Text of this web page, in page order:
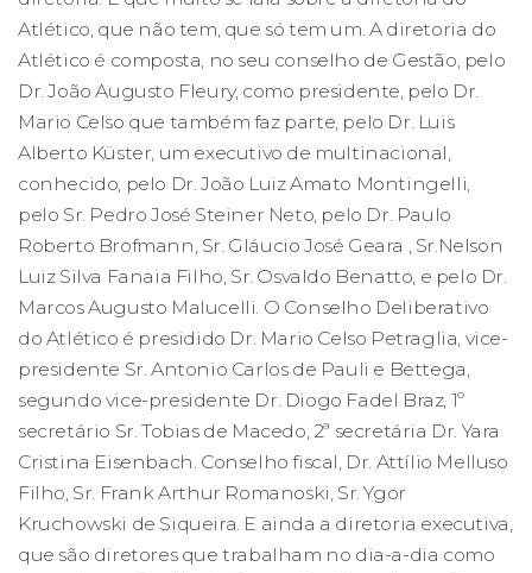
Atlético, que não tem, que só tem um. A diretoria do
Atlético é composta, no seu conselho de Gestão, pelo
Dr. João Augusto Fleury, como presidente, pelo Dr.
Mario Celso que também faz parte, pelo Dr. Luis
Alberto Küster, um executivo de multinacional,
conhecido, pelo Dr. João Luiz Amato Montingelli,
pelo Sr. Pedro José Steiner Neto, pelo Dr. Paulo
Roberto Brofmann, Sr. Gláucio José Geara , Sr.Nelson
Luiz Silva Fanaia Filho, Sr. Osvaldo Benatto, e pelo Dr.
Marcos Augusto Malucelli. O Conselho Deliberativo
do Atlético é presidido Dr. Mario Celso Petraglia, vice-
presidente Sr. Antonio Carlos de Pauli e Bettega,
segundo vice-presidente Dr. Diogo Fadel Braz, 1º
secretário Sr. Tobias de Macedo, 2ª secretária Dr. Yara
Cristina Eisenbach. Conselho fiscal, Dr. Attílio Melluso
Filho, Sr. Frank Arthur Romanoski, Sr. Ygor
Kruchowski de Siqueira. E ainda a diretoria executiva,
que são diretores que trabalham no dia-a-dia como